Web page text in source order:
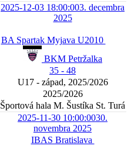
2025-12-03 18:00:003. decembra
2025
BA Spartak Myjava U2010
BKM Petržalka
35 - 48
U17 - západ, 2025/2026
2025/2026
Športová hala M. Šustíka St. Turá
2025-11-30 10:00:0030.
novembra 2025
IBAS Bratislava